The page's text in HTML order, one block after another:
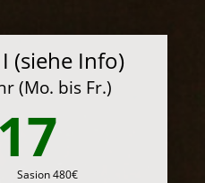
(siehe Info)
(Mo. bis Fr.)
Sasion 480€